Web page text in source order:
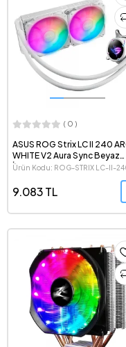
( 0 )
ASUS ROG Strix LC II 240
WHITE V2 Aura Sync Beyaz
İşlemci Sıvı Soğutma
Ürün Kodu: ROG-STRIX LC-II-
9.083 TL